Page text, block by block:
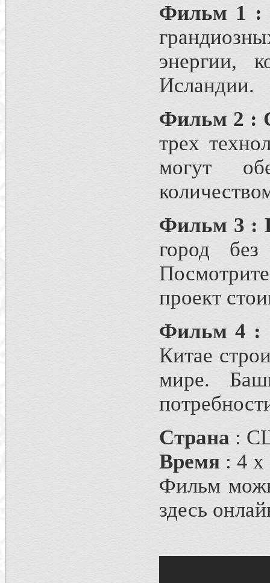
Фильм 1 :
энергии,
Исландии.
Фильм 2 :
трех
могут
Фильм 3 :
город
проект
Фильм 4 :
Китае
мире.
Страна :
Время : 4 x
Фильм
здесь